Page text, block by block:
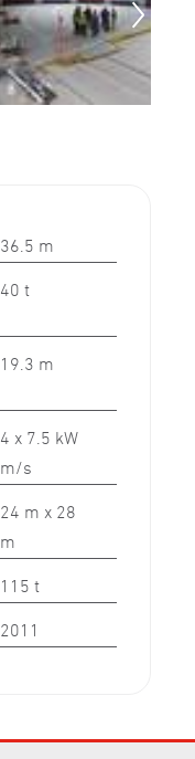
36.5 m
40 t
19.3 m
4 x 7.5 kW
m/s
24 m x 28
m
115 t
2011